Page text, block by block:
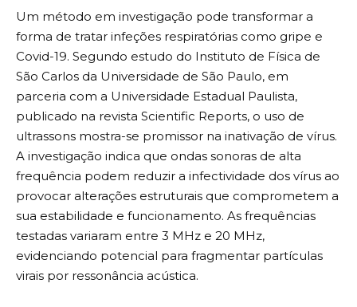
Um método em investigação pode transformar a
forma de tratar infeções respiratórias como gripe e
Covid-19. Segundo estudo do Instituto de Física de
São Carlos da Universidade de São Paulo, em
parceria com a Universidade Estadual Paulista,
publicado na revista Scientific Reports, o uso de
ultrassons mostra-se promissor na inativação de vírus.
A investigação indica que ondas sonoras de alta
frequência podem reduzir a infectividade dos vírus ao
provocar alterações estruturais que comprometem a
sua estabilidade e funcionamento. As frequências
testadas variaram entre 3 MHz e 20 MHz,
evidenciando potencial para fragmentar partículas
virais por ressonância acústica.